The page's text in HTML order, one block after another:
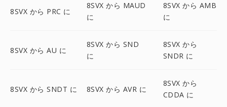
8SVX から PRC に
8SVX から MAUD
に
8SVX から AMB
に
8SVX から AU に
8SVX から SND
に
8SVX から
SNDR に
8SVX から SNDT に 8SVX から AVR に
8SVX から
CDDA に